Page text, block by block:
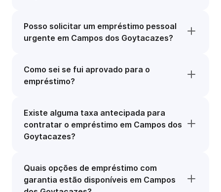
Posso solicitar um empréstimo pessoal
urgente em Campos dos Goytacazes?
Como sei se fui aprovado para o
empréstimo?
Existe alguma taxa antecipada para
contratar o empréstimo em Campos dos
Goytacazes?
Quais opções de empréstimo com
garantia estão disponíveis em Campos